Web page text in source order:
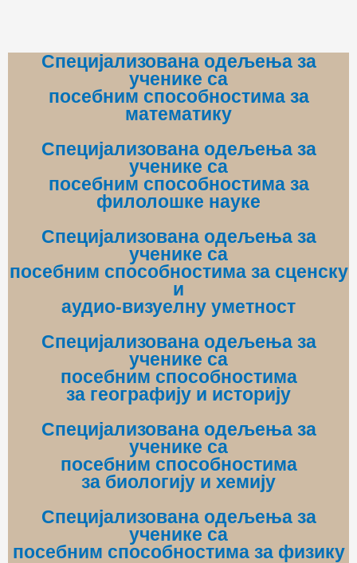
Специјализована одељења за
ученике са
посебним способностима за
математику
Специјализована одељења за
ученике са
посебним способностима за
филолошке науке
Специјализована одељења за
ученике са
посебним способностима за сценску
и
аудио-визуелну уметност
Специјализована одељења за
ученике са
посебним способностима
за географију и историју
Специјализована одељења за
ученике са
посебним способностима
за биологију и хемију
Специјализована одељења за
ученике са
посебним способностима за физику